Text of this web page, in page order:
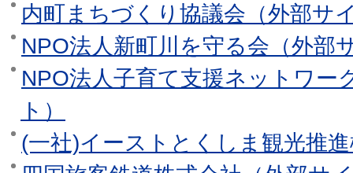
内町まちづくり協議会（外部サ
NPO法人新町川を守る会（外部
NPO法人子育て支援ネットワー
ト）
(一社)イーストとくしま観光推